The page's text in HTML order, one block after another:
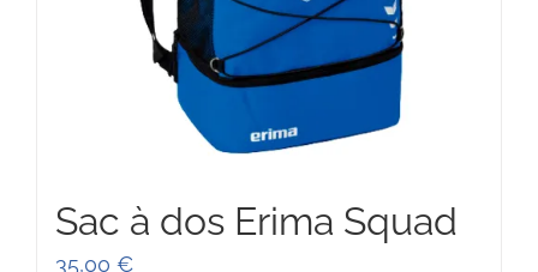
Sac à dos Erima Squad
35,00 €